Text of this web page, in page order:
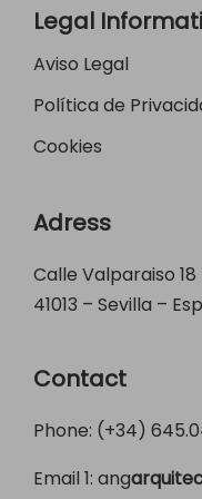
Legal
Aviso Legal
Política de
Cookies
Adress
Calle Valparaiso 18
41013 – Sevilla –
Contact
Phone: (+34)
Email 1: ang